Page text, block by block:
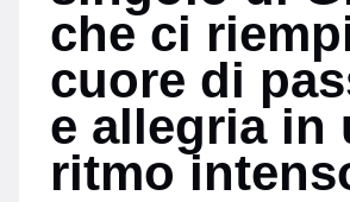
che ci
cuore di
e allegria in
ritmo